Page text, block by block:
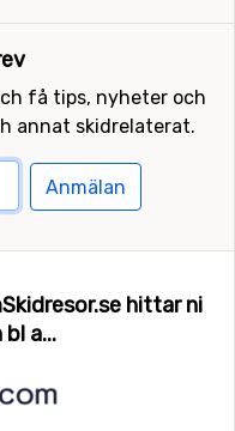
få tips, nyheter och
annat skidrelaterat.
Anmälan
hittar ni
a...